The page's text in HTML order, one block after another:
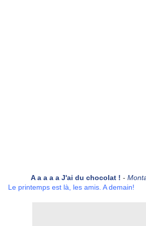
A a a a a J'ai du chocolat ! -
Le printemps est là, les amis. A demain!